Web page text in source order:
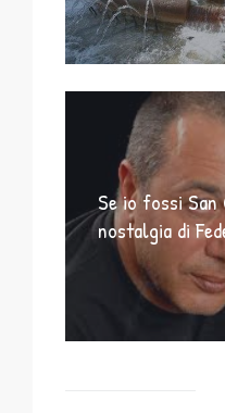
Se io fossi
nostalgia di